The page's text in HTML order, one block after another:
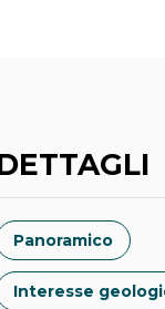
Panoramico
Interesse